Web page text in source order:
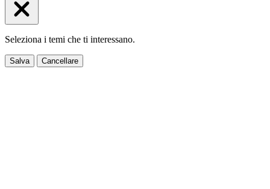
Seleziona i temi che ti interessano.
Salva Cancellare